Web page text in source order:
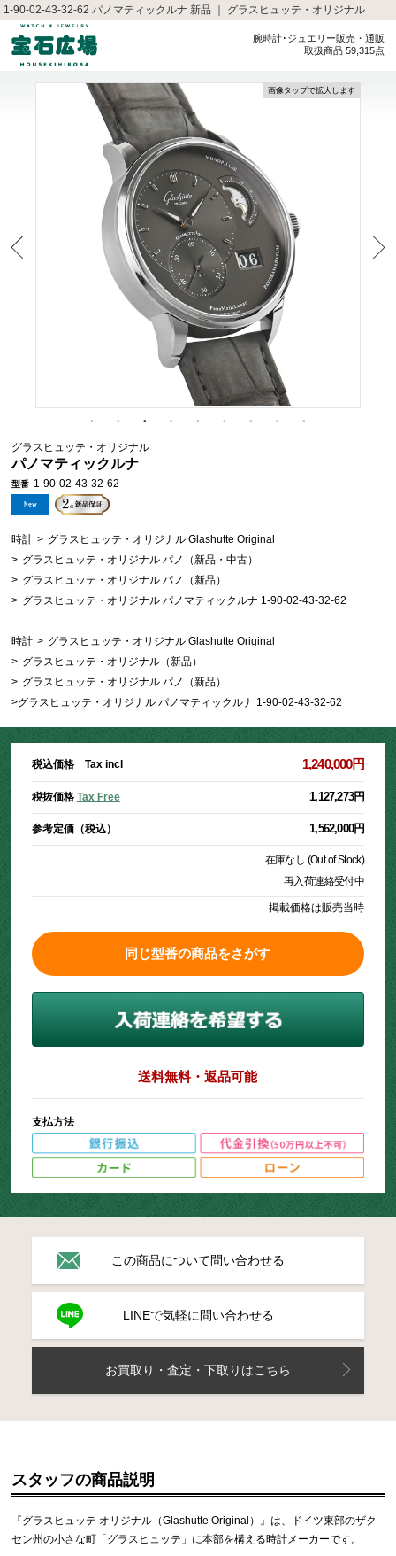
1-90-02-43-32-62 パノマティックルナ 新品 ｜ グラスヒュッテ・オリジナル
腕時計･ジュエリー販売・通販
取扱商品 59,315点
画像タップで拡大します
グラスヒュッテ・オリジナル
パノマティックルナ
型番 1-90-02-43-32-62
時計 > グラスヒュッテ・オリジナル Glashutte Original
> グラスヒュッテ・オリジナル パノ（新品・中古）
> グラスヒュッテ・オリジナル パノ（新品）
> グラスヒュッテ・オリジナル パノマティックルナ 1-90-02-43-32-62
時計 > グラスヒュッテ・オリジナル Glashutte Original
> グラスヒュッテ・オリジナル（新品）
> グラスヒュッテ・オリジナル パノ（新品）
>グラスヒュッテ・オリジナル パノマティックルナ 1-90-02-43-32-62
税込価格 Tax incl 1,240,000円
税抜価格 Tax Free 1,127,273円
参考定価（税込） 1,562,000円
在庫なし (Out of Stock)
再入荷連絡受付中
掲載価格は販売当時
同じ型番の商品をさがす
送料無料・返品可能
支払方法
この商品について問い合わせる
LINEで気軽に問い合わせる
お買取り・査定・下取りはこちら
スタッフの商品説明
『グラスヒュッテ オリジナル（Glashutte Original）』は、ドイツ東部のザク
セン州の小さな町「グラスヒュッテ」に本部を構える時計メーカーです。